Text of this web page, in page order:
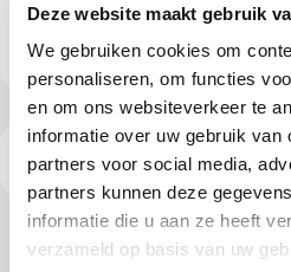
Deze website maakt gebruik
We gebruiken cookies om
personaliseren, om functies
en om ons websiteverkeer te
informatie over uw gebruik van
partners voor social media,
partners kunnen deze
informatie die u aan ze heeft
verzameld op basis van uw
Productspecificaties
Dakgootset,